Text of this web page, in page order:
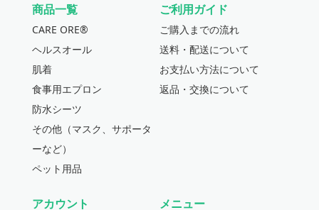
商品一覧
CARE ORE®
ヘルスオール
肌着
食事用エプロン
防水シーツ
その他（マスク、サポータ
ーなど）
ペット用品
ご利用ガイド
ご購入までの流れ
送料・配送について
お支払い方法について
返品・交換について
アカウント メニュー